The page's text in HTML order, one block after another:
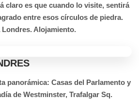
claro es que cuando lo visite, sentirá
entre esos círculos de piedra.
Alojamiento.
panorámica: Casas del Parlamento y
de Westminster, Trafalgar Sq.